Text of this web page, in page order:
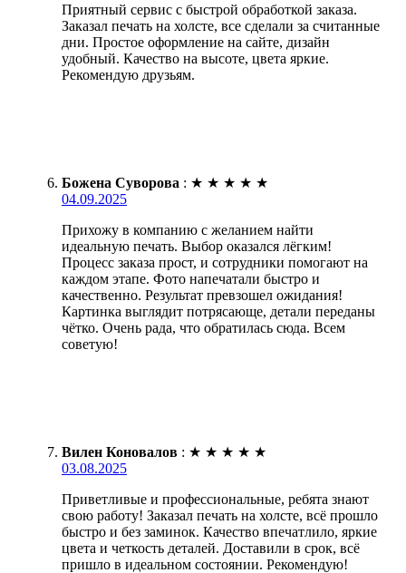
Приятный сервис с быстрой обработкой заказа.
Заказал печать на холсте, все сделали за считанные
дни. Простое оформление на сайте, дизайн
удобный. Качество на высоте, цвета яркие.
Рекомендую друзьям.
Божена Суворова : ★ ★ ★ ★ ★
04.09.2025
Прихожу в компанию с желанием найти
идеальную печать. Выбор оказался лёгким!
Процесс заказа прост, и сотрудники помогают на
каждом этапе. Фото напечатали быстро и
качественно. Результат превзошел ожидания!
Картинка выглядит потрясающе, детали переданы
чётко. Очень рада, что обратилась сюда. Всем
советую!
Вилен Коновалов : ★ ★ ★ ★ ★
03.08.2025
Приветливые и профессиональные, ребята знают
свою работу! Заказал печать на холсте, всё прошло
быстро и без заминок. Качество впечатлило, яркие
цвета и четкость деталей. Доставили в срок, всё
пришло в идеальном состоянии. Рекомендую!